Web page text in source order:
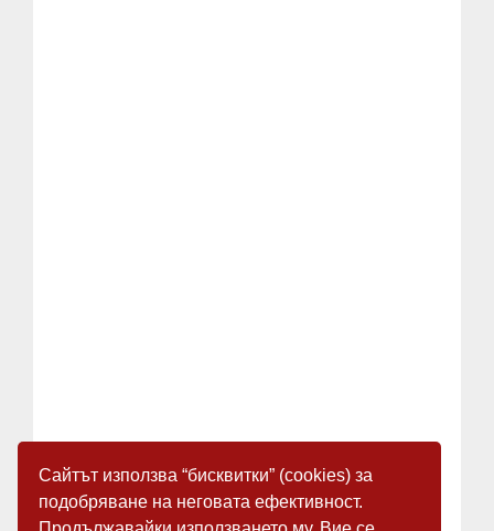
Сайтът използва “бисквитки” (cookies) за
подобряване на неговата ефективност.